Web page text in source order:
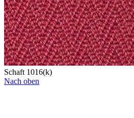
Schaft 1016(k)
Nach oben